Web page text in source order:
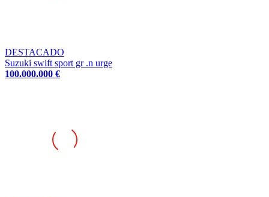
Suzuki swift sport gr .n urge
100.000.000 €